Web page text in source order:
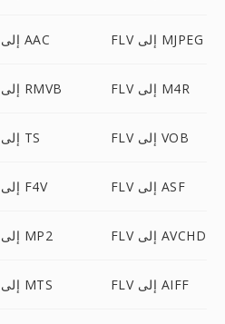
FLV إلى AAC FLV إلى MJPEG
FLV إلى RMVB FLV إلى M4R
FLV إلى TS FLV إلى VOB
FLV إلى F4V FLV إلى ASF
FLV إلى MP2 FLV إلى AVCHD
FLV إلى MTS FLV إلى AIFF